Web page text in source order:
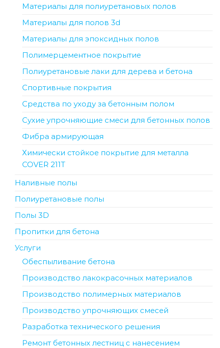
Материалы для полиуретановых полов
Материалы для полов 3d
Материалы для эпоксидных полов
Полимерцементное покрытие
Полиуретановые лаки для дерева и бетона
Спортивные покрытия
Средства по уходу за бетонным полом
Сухие упрочняющие смеси для бетонных полов
Фибра армирующая
Химически стойкое покрытие для металла
COVER 211T
Наливные полы
Полиуретановые полы
Полы 3D
Пропитки для бетона
Услуги
Обеспыливание бетона
Производство лакокрасочных материалов
Производство полимерных материалов
Производство упрочняющих смесей
Разработка технического решения
Ремонт бетонных лестниц с нанесением